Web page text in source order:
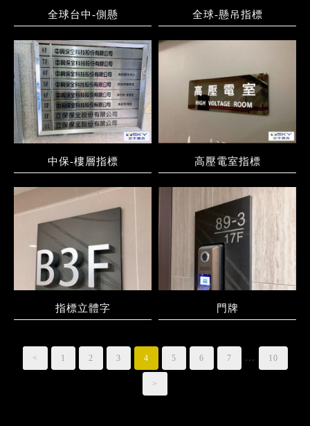
全球台中-側懸 全球-懸吊指標
中保-樓層指標 高壓電室指標
指標立體字 門牌
< 1 2 3 4 5 6 7 ... 10
>